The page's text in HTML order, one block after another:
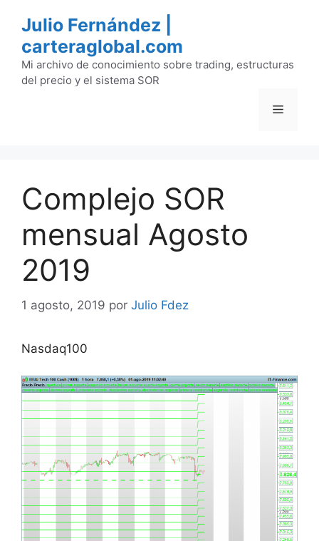
contenido
Julio Fernández |
carteraglobal.com
Mi archivo de conocimiento sobre trading, estructuras
del precio y el sistema SOR
Menú
Complejo SOR
mensual Agosto
2019
1 agosto, 2019 por Julio Fdez
Nasdaq100